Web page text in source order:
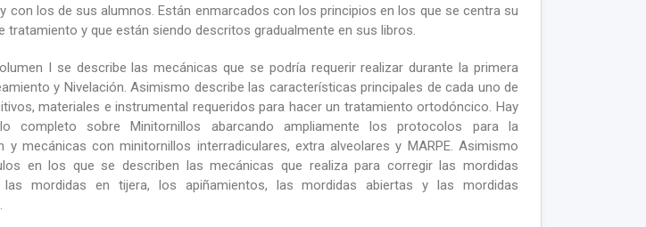
con los de sus alumnos. Están enmarcados con los principios en los que se centra su
tratamiento y que están siendo descritos gradualmente en sus libros.
I se describe las mecánicas que se podría requerir realizar durante la primera
y Nivelación. Asimismo describe las características principales de cada uno de
materiales e instrumental requeridos para hacer un tratamiento ortodóncico. Hay
completo sobre Minitornillos abarcando ampliamente los protocolos para la
y mecánicas con minitornillos interradiculares, extra alveolares y MARPE. Asimismo
en los que se describen las mecánicas que realiza para corregir las mordidas
las mordidas en tijera, los apiñamientos, las mordidas abiertas y las mordidas